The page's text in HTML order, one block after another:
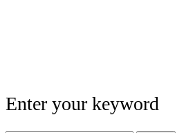
Enter your keyword